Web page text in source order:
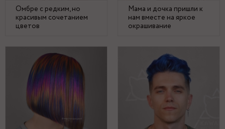
Омбре с редким, но
красивым сочетанием
цветов
Мама и дочка пришли к
нам вместе на яркое
окрашивание